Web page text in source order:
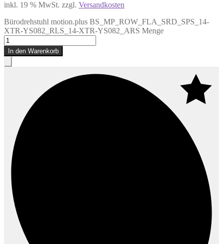
inkl. 19 % MwSt. zzgl. Versandkosten
Bürodrehstuhl motion.plus BS_MP_ROW_FLA_SRD_SPS_14-
XTR-YS082_RLS_14-XTR-YS082_ARS Menge
In den Warenkorb